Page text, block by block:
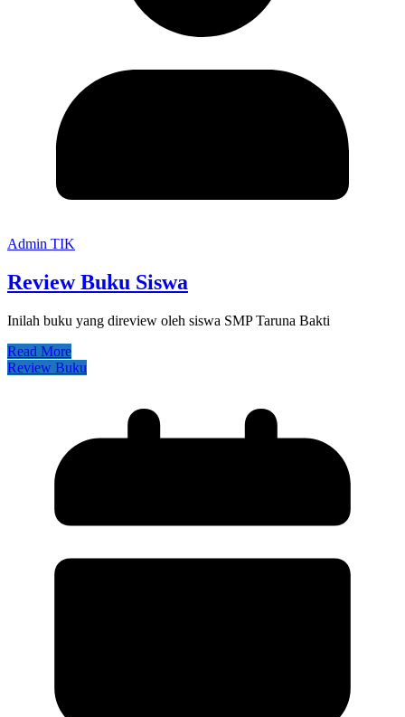
Admin TIK
Review Buku Siswa
Inilah buku yang direview oleh siswa SMP Taruna Bakti
Read More
Review Buku